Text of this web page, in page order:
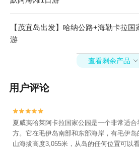
【茂宜岛出发】哈纳公路+海勒卡拉国
游
查看剩余产品 
用户评论


夏威夷哈莱阿卡拉国家公园是一个非常适
方。它在毛伊岛南部和东部海岸，有毛伊
山海拔高度3,055米，从岛的任何位置可以